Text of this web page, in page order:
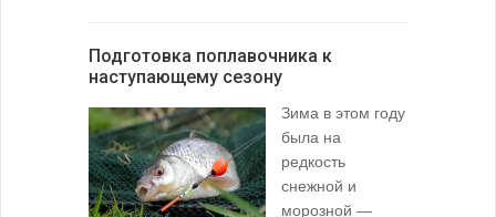
Подготовка поплавочника к
наступающему сезону
Зима в этом году
была на
редкость
снежной и
морозной —